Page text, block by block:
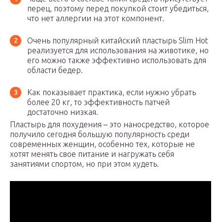
перец, поэтому перед покупкой стоит убедиться,
что нет аллергии на этот компонент.
Очень популярный китайский пластырь Slim Hot
реализуется для использования на животике, но
его можно также эффективно использовать для
области бедер.
Как показывает практика, если нужно убрать
более 20 кг, то эффективность патчей
достаточно низкая.
Пластырь для похудения – это наносредство, которое
получило сегодня большую популярность среди
современных женщин, особенно тех, которые не
хотят менять свое питание и нагружать себя
занятиями спортом, но при этом худеть.